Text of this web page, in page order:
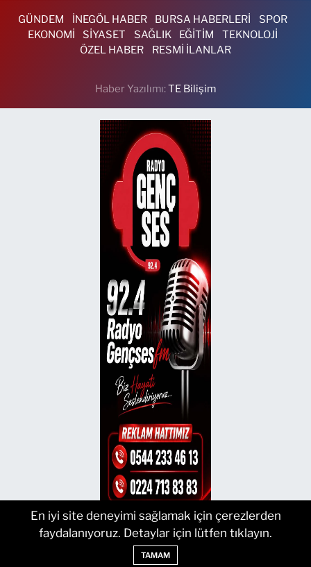
GÜNDEM İNEGÖL HABER BURSA HABERLERİ
SPOR
EKONOMİ
SİYASET SAĞLIK EĞİTİM
TEKNOLOJİ
ÖZEL HABER
RESMİ İLANLAR
Haber Yazılımı:TE Bilişim
En iyi site deneyimi sağlamak için çerezlerden
faydalanıyoruz. Detaylar için lütfen tıklayın.
TAMAM